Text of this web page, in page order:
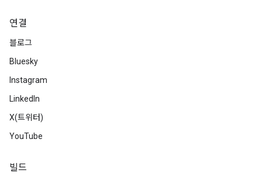
연결
블로그
Bluesky
Instagram
LinkedIn
X(트위터)
YouTube
빌드